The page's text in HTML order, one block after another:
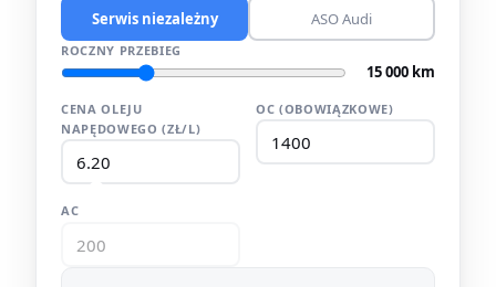
Serwis niezależny ASO Audi
ROCZNY PRZEBIEG
15 000 km
CENA OLEJU
NAPĘDOWEGO (ZŁ/L)
OC (OBOWIĄZKOWE)
AC